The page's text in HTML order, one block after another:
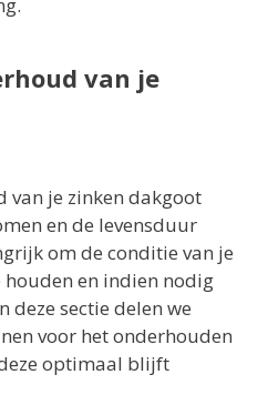
van je
van je zinken dakgoot
en de levensduur
om de conditie van je
en indien nodig
deze sectie delen we
voor het onderhouden
optimaal blijft